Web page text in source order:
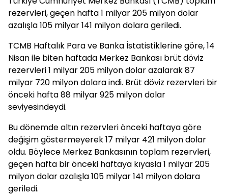
rezervleri, geçen hafta 1 milyar 205 milyon dolar
azalışla 105 milyar 141 milyon dolara geriledi.
TCMB Haftalık Para ve Banka İstatistiklerine göre, 14
Nisan ile biten haftada Merkez Bankası brüt döviz
rezervleri 1 milyar 205 milyon dolar azalarak 87
milyar 720 milyon dolara indi. Brüt döviz rezervleri bir
önceki hafta 88 milyar 925 milyon dolar
seviyesindeydi.
Bu dönemde altın rezervleri önceki haftaya göre
değişim göstermeyerek 17 milyar 421 milyon dolar
oldu. Böylece Merkez Bankasının toplam rezervleri,
geçen hafta bir önceki haftaya kıyasla 1 milyar 205
milyon dolar azalışla 105 milyar 141 milyon dolara
geriledi.